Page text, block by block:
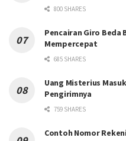
800 SHARES
Pencairan Giro Beda
Mempercepat
685 SHARES
Uang Misterius
Pengirimnya
759 SHARES
Contoh Nomor